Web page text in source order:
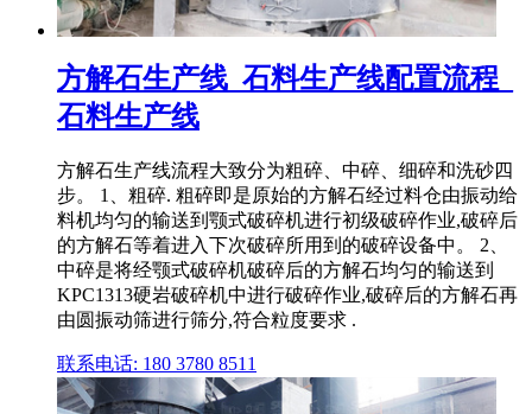
方解石生产线_石料生产线配置流程_
石料生产线
方解石生产线流程大致分为粗碎、中碎、细碎和洗砂四
步。 1、粗碎. 粗碎即是原始的方解石经过料仓由振动给
料机均匀的输送到颚式破碎机进行初级破碎作业,破碎后
的方解石等着进入下次破碎所用到的破碎设备中。 2、
中碎是将经颚式破碎机破碎后的方解石均匀的输送到
KPC1313硬岩破碎机中进行破碎作业,破碎后的方解石再
由圆振动筛进行筛分,符合粒度要求 .
联系电话: 180 3780 8511